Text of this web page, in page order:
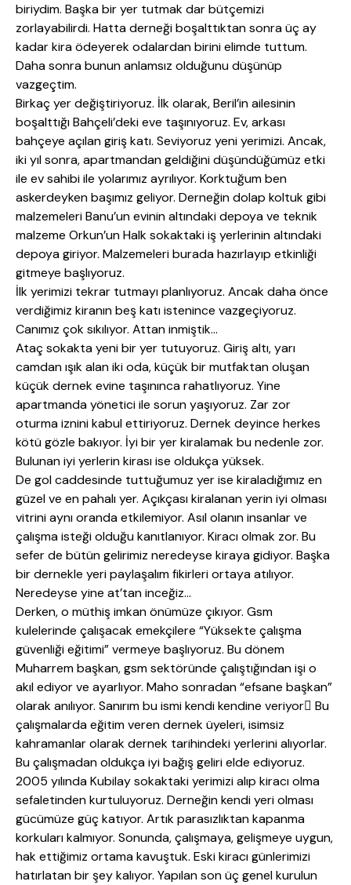
biriydim. Başka bir yer tutmak dar bütçemizi
zorlayabilirdi. Hatta derneği boşalttıktan sonra üç ay
kadar kira ödeyerek odalardan birini elimde tuttum.
Daha sonra bunun anlamsız olduğunu düşünüp
vazgeçtim.
Birkaç yer değiştiriyoruz. İlk olarak, Beril’in ailesinin
boşalttığı Bahçeli’deki eve taşınıyoruz. Ev, arkası
bahçeye açılan giriş katı. Seviyoruz yeni yerimizi. Ancak,
iki yıl sonra, apartmandan geldiğini düşündüğümüz etki
ile ev sahibi ile yolarımız ayrılıyor. Korktuğum ben
askerdeyken başımız geliyor. Derneğin dolap koltuk gibi
malzemeleri Banu’un evinin altındaki depoya ve teknik
malzeme Orkun’un Halk sokaktaki iş yerlerinin altındaki
depoya giriyor. Malzemeleri burada hazırlayıp etkinliği
gitmeye başlıyoruz.
İlk yerimizi tekrar tutmayı planlıyoruz. Ancak daha önce
verdiğimiz kiranın beş katı istenince vazgeçiyoruz.
Canımız çok sıkılıyor. Attan inmiştik…
Ataç sokakta yeni bir yer tutuyoruz. Giriş altı, yarı
camdan ışık alan iki oda, küçük bir mutfaktan oluşan
küçük dernek evine taşınınca rahatlıyoruz. Yine
apartmanda yönetici ile sorun yaşıyoruz. Zar zor
oturma iznini kabul ettiriyoruz. Dernek deyince herkes
kötü gözle bakıyor. İyi bir yer kiralamak bu nedenle zor.
Bulunan iyi yerlerin kirası ise oldukça yüksek.
De gol caddesinde tuttuğumuz yer ise kiraladığımız en
güzel ve en pahalı yer. Açıkçası kiralanan yerin iyi olması
vitrini aynı oranda etkilemiyor. Asıl olanın insanlar ve
çalışma isteği olduğu kanıtlanıyor. Kiracı olmak zor. Bu
sefer de bütün gelirimiz neredeyse kiraya gidiyor. Başka
bir dernekle yeri paylaşalım fikirleri ortaya atılıyor.
Neredeyse yine at’tan inceğiz…
Derken, o müthiş imkan önümüze çıkıyor. Gsm
kulelerinde çalışacak emekçilere “Yüksekte çalışma
güvenliği eğitimi” vermeye başlıyoruz. Bu dönem
Muharrem başkan, gsm sektöründe çalıştığından işi o
akıl ediyor ve ayarlıyor. Maho sonradan “efsane başkan”
olarak anılıyor. Sanırım bu ismi kendi kendine veriyor Bu
çalışmalarda eğitim veren dernek üyeleri, isimsiz
kahramanlar olarak dernek tarihindeki yerlerini alıyorlar.
Bu çalışmadan oldukça iyi bağış geliri elde ediyoruz.
2005 yılında Kubilay sokaktaki yerimizi alıp kiracı olma
sefaletinden kurtuluyoruz. Derneğin kendi yeri olması
gücümüze güç katıyor. Artık parasızlıktan kapanma
korkuları kalmıyor. Sonunda, çalışmaya, gelişmeye uygun,
hak ettiğimiz ortama kavuştuk. Eski kiracı günlerimizi
hatırlatan bir şey kalıyor. Yapılan son üç genel kurulun